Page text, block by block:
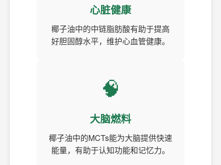
心脏健康
椰子油中的中链脂肪酸有助于提高
好胆固醇水平，维护心血管健康。
🧠
大脑燃料
椰子油中的MCTs能为大脑提供快速
能量，有助于认知功能和记忆力。